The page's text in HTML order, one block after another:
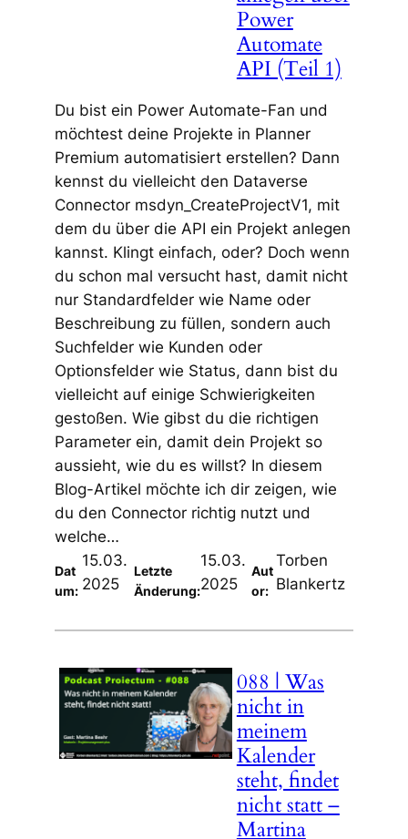
Power
Automate
API (Teil 1)
Du bist ein Power Automate-Fan und
möchtest deine Projekte in Planner
Premium automatisiert erstellen? Dann
kennst du vielleicht den Dataverse
Connector msdyn_CreateProjectV1, mit
dem du über die API ein Projekt anlegen
kannst. Klingt einfach, oder? Doch wenn
du schon mal versucht hast, damit nicht
nur Standardfelder wie Name oder
Beschreibung zu füllen, sondern auch
Suchfelder wie Kunden oder
Optionsfelder wie Status, dann bist du
vielleicht auf einige Schwierigkeiten
gestoßen. Wie gibst du die richtigen
Parameter ein, damit dein Projekt so
aussieht, wie du es willst? In diesem
Blog-Artikel möchte ich dir zeigen, wie
du den Connector richtig nutzt und
welche…
Dat
um:
15.03.
2025
Letzte
Änderung:
15.03.
2025
Aut
or:
Torben
Blankertz
088 | Was
nicht in
meinem
Kalender
steht, findet
nicht statt –
Martina